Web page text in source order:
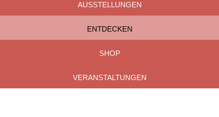
AUSSTELLUNGEN
ENTDECKEN
SHOP
VERANSTALTUNGEN